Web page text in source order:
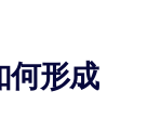
何形成